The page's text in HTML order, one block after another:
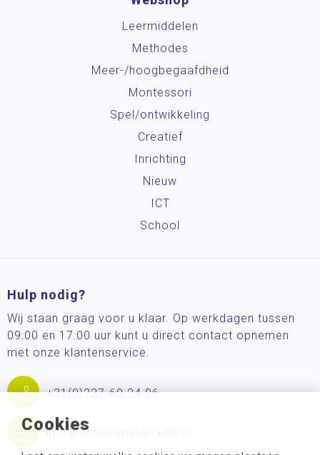
Cookies
Leermiddelen
Methodes
Meer-/hoog­begaafdheid
Montessori
Spel/ontwikkeling
Creatief
Inrichting
Nieuw
ICT
School
Hulp nodig?
Wij staan graag voor u klaar. Op werkdagen tussen
09:00 en 17:00 uur kunt u direct contact opnemen
met onze klantenservice.
+31(0)227-60 24 06
info@schoolmaterialen.nl